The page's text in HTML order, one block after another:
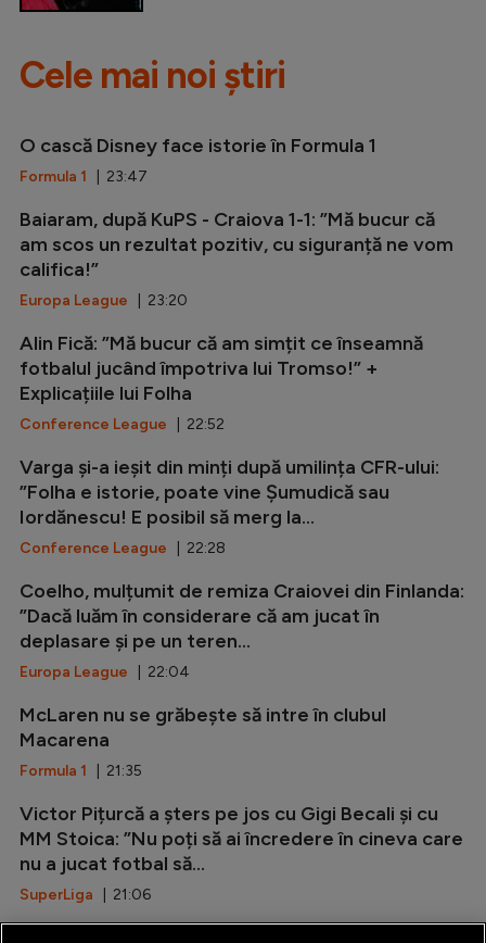
Cele mai noi știri
O cască Disney face istorie în Formula 1
Formula 1 | 23:47
Baiaram, după KuPS - Craiova 1-1: ”Mă bucur că
am scos un rezultat pozitiv, cu siguranță ne vom
califica!”
Europa League | 23:20
Alin Fică: ”Mă bucur că am simțit ce înseamnă
fotbalul jucând împotriva lui Tromso!” +
Explicațiile lui Folha
Conference League | 22:52
Varga și-a ieșit din minți după umilința CFR-ului:
”Folha e istorie, poate vine Șumudică sau
Iordănescu! E posibil să merg la...
Conference League | 22:28
Coelho, mulțumit de remiza Craiovei din Finlanda:
”Dacă luăm în considerare că am jucat în
deplasare și pe un teren...
Europa League | 22:04
McLaren nu se grăbește să intre în clubul
Macarena
Formula 1 | 21:35
Victor Pițurcă a șters pe jos cu Gigi Becali și cu
MM Stoica: ”Nu poți să ai încredere în cineva care
nu a jucat fotbal să...
SuperLiga | 21:06